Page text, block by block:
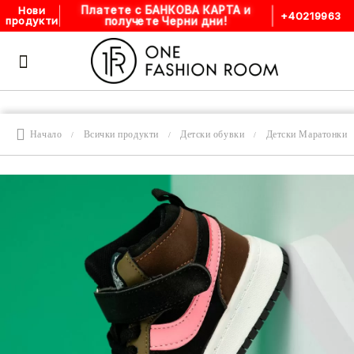
Нови
продукти
Платете с БАНКОВА КАРТА и
получете Черни дни!
+40219963
Начало Всички продукти Детски обувки Детски Маратонки